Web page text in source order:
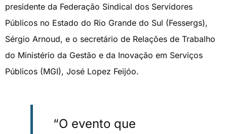
presidente da Federação Sindical dos Servidores
Públicos no Estado do Rio Grande do Sul (Fessergs),
Sérgio Arnoud, e o secretário de Relações de Trabalho
do Ministério da Gestão e da Inovação em Serviços
Públicos (MGI), José Lopez Feijóo.
“O evento que